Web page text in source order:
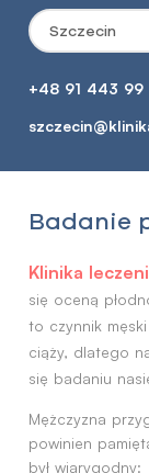
Szczecin
+48 91 443 99
Badanie
Klinika
się oceną
to czynnik
ciąży, dlatego
się badaniu
Mężczyzna
powinien
był wiarygodny: